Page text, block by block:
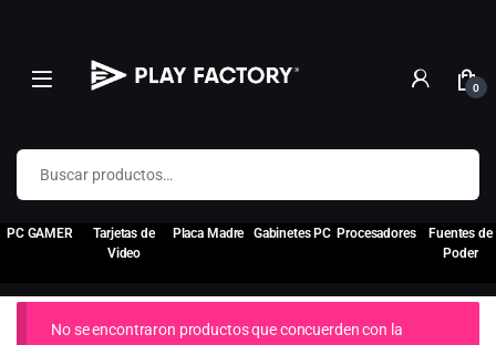
0
Buscar por:
PC GAMER
Tarjetas de
Video
Placa Madre Gabinetes PC Procesadores
Fuentes de
Poder
No se encontraron productos que concuerden con la